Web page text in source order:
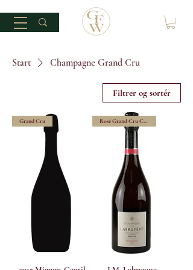
Start Champagne Grand Cru
Filtrer og sortér
Grand Cru Rosé Grand Cru Champagne